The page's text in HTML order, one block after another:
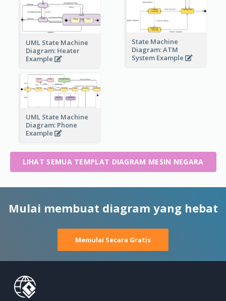
State Machine
Diagram: ATM
System Example
UML State Machine
Diagram: Heater
Example
UML State Machine
Diagram: Phone
Example
LIHAT SEMUA TEMPLAT DIAGRAM MESIN NEGARA
Mulai membuat diagram yang hebat
Memulai Secara Gratis